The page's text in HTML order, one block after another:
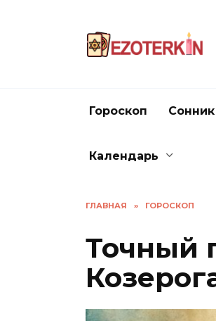
Гороскоп Сонник
Календарь
ГЛАВНАЯ » ГОРОСКОП
Точный